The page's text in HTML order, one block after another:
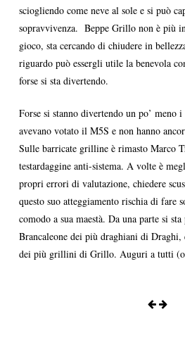
sciogliendo come neve al sole e si può
sopravvivenza. Beppe Grillo non è più
gioco, sta cercando di chiudere in
riguardo può essergli utile la benevola
forse si sta divertendo.
Forse si stanno divertendo un po’
avevano votato il M5S e non hanno
Sulle barricate grilline è rimasto Marco
testardaggine anti-sistema. A volte è
propri errori di valutazione, chiedere
questo suo atteggiamento rischia di fare
comodo a sua maestà. Da una parte si
Brancaleone dei più draghiani di Draghi,
dei più grillini di Grillo. Auguri a tutti (o